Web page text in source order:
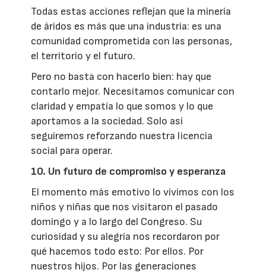
Todas estas acciones reflejan que la minería
de áridos es más que una industria: es una
comunidad comprometida con las personas,
el territorio y el futuro.
Pero no basta con hacerlo bien: hay que
contarlo mejor. Necesitamos comunicar con
claridad y empatía lo que somos y lo que
aportamos a la sociedad. Solo así
seguiremos reforzando nuestra licencia
social para operar.
10. Un futuro de compromiso y esperanza
El momento más emotivo lo vivimos con los
niños y niñas que nos visitaron el pasado
domingo y a lo largo del Congreso. Su
curiosidad y su alegría nos recordaron por
qué hacemos todo esto: Por ellos. Por
nuestros hijos. Por las generaciones